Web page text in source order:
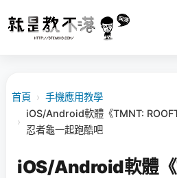
首頁 › 手機應用教學
›
iOS/Android軟體《TMNT:
忍者龜一起跑酷吧
iOS/Android軟體